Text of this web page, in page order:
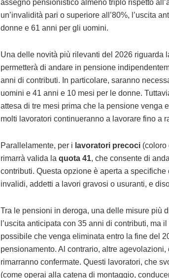
assegno pensionistico almeno triplo rispetto
un’invalidità pari o superiore all’80%, l’uscita
donne e 61 anni per gli uomini.
Una delle novità più rilevanti del 2026 riguarda
permetterà di andare in pensione
anni di contributi. In particolare, saranno
uomini e 41 anni e 10 mesi per le donne.
attesa di tre mesi prima che la pensione venga
molti lavoratori continueranno a lavorare fino a
Parallelamente, per i lavoratori precoci (coloro
rimarrà valida la quota 41, che consente di
contributi. Questa opzione è aperta a
invalidi, addetti a lavori gravosi o usuranti, e
Tra le pensioni in deroga, una delle misure più
l’uscita anticipata con 35 anni di contributi, ma
possibile che venga eliminata entro la fine del
pensionamento. Al contrario, altre
rimarranno confermate. Questi lavoratori, che
(come operai alla catena di montaggio,